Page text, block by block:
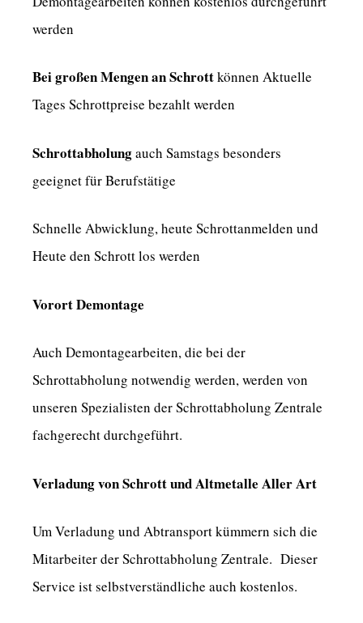
werden
Bei großen Mengen an Schrottkönnen Aktuelle
Tages Schrottpreise bezahlt werden
Schrottabholungauch Samstags besonders
geeignet für Berufstätige
Schnelle Abwicklung, heute Schrottanmelden und
Heute den Schrott los werden
Vorort Demontage
Auch Demontagearbeiten, die bei der
Schrottabholung notwendig werden, werden von
unseren Spezialisten der Schrottabholung Zentrale
fachgerecht durchgeführt.
Verladung von Schrott und Altmetalle Aller Art
Um Verladung und Abtransport kümmern sich die
Mitarbeiter der Schrottabholung Zentrale. Dieser
Service ist selbstverständliche auch kostenlos.